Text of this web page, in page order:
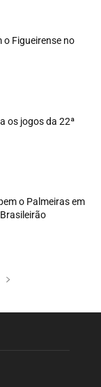
Figueirense no
os jogos da 22ª
o Palmeiras em